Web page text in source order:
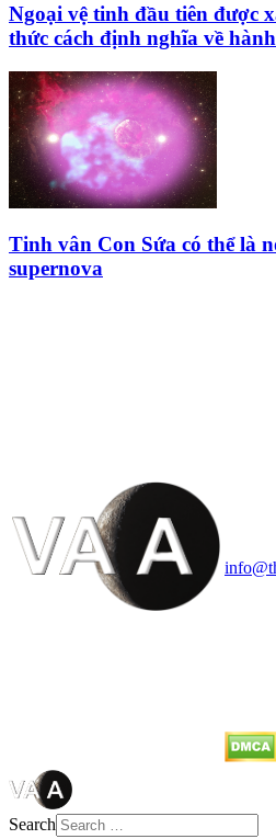
Ngoại vệ tinh đầu tiên được
thức cách định nghĩa về
Tinh vân Con Sứa có thể là
supernova
Search